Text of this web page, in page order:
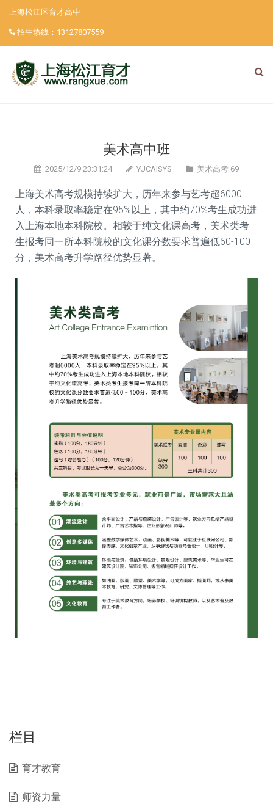
上海松江区育才高中
招生热线： 13127807559
美术高中班
2025/12/9 23:31:24 YUCAISYS 美术高考 69
上海美术高考规模持续扩大，历年来参与艺考超6000
人，本科录取率稳定在95%以上，其中约70%考生成功进
入上海本地本科院校。相较于纯文化课高考，美术类考
生报考同一所本科院校的文化课分数要求普遍低60-100
分，美术高考升学路径优势显著。
栏目
育才教育
师资力量